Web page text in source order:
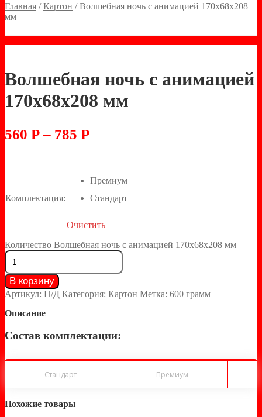
Главная /Картон /Волшебная ночь с анимацией 170х68х208
мм
Волшебная ночь с анимацией
170х68х208 мм
560 Р– 785 Р
Комплектация:
Премиум
Стандарт
Очистить
Количество Волшебная ночь с анимацией 170х68х208 мм
В корзину
Артикул: Н/Д Категория: Картон Метка: 600 грамм
Описание
Состав комплектации:
Стандарт Премиум
Похожие товары